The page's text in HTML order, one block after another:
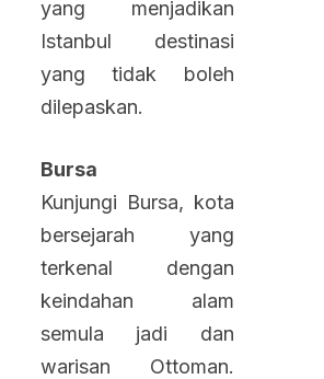
yang menjadikan
Istanbul destinasi
yang tidak boleh
dilepaskan.
Bursa
Kunjungi Bursa, kota
bersejarah yang
terkenal dengan
keindahan alam
semula jadi dan
warisan Ottoman.